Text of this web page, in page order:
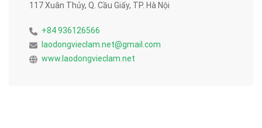
117 Xuân Thủy, Q. Cầu Giấy, TP. Hà Nội
+84 936126566
laodongvieclam.net@gmail.com
www.laodongvieclam.net